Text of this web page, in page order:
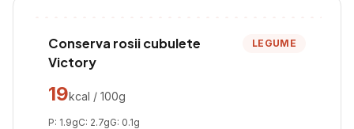
Conserva rosii cubulete
Victory
LEGUME
19kcal / 100g
P: 1.9gC: 2.7gG: 0.1g